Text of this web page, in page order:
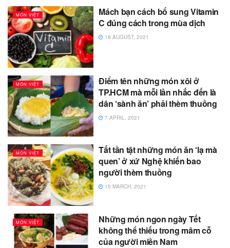
MÓN VIỆT
Mách bạn cách bổ sung Vitamin
C đúng cách trong mùa dịch
18 AUGUST, 2021
MÓN VIỆT
Điểm tên những món xôi ở
TP.HCM mà mỗi lần nhắc đến là
dân ‘sành ăn’ phải thèm thuồng
7 APRIL, 2021
MÓN VIỆT
Tất tần tật những món ăn ‘lạ mà
quen’ ở xứ Nghệ khiến bao
người thèm thuồng
15 MARCH, 2021
MÓN VIỆT
Những món ngon ngày Tết
không thể thiếu trong mâm cỗ
của người miền Nam